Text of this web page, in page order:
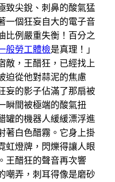
致尖銳、刺鼻的酸氣猛
一個狂妄自大的電子音
比例嚴重失衡！百分之
般勞工體檢是真理！」
敵，王醋狂，已經找上
迫從他對蒜泥的焦慮
妄的影子佔滿了那扇被
瞬間被極端的酸氣扭
罐的機器人緩緩漂浮進
著白色醋霧。它身上掛
虹燈牌，閃爍得讓人眼
王醋狂的聲音再次響
嘲弄，刺耳得像是磨砂